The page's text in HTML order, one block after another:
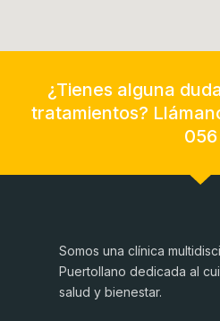
¿Tienes alguna
tratamientos?
056
Somos una clínica
Puertollano dedicada al
salud y bienestar.